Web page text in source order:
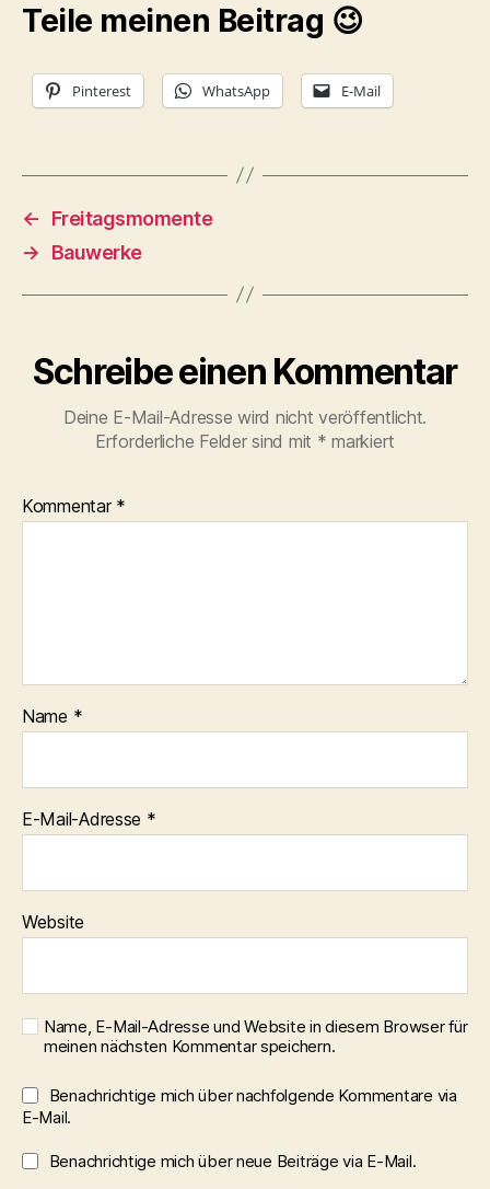
Teile meinen Beitrag 😉
Pinterest WhatsApp E-Mail
←
Freitagsmomente
→
Bauwerke
Schreibe einen Kommentar
Deine E-Mail-Adresse wird nicht veröffentlicht.
Erforderliche Felder sind mit * markiert
Kommentar *
Name *
E-Mail-Adresse *
Website
Name, E-Mail-Adresse und Website in diesem Browser für
meinen nächsten Kommentar speichern.
Benachrichtige mich über nachfolgende Kommentare via
E-Mail.
Benachrichtige mich über neue Beiträge via E-Mail.